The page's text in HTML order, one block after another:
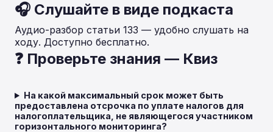
🎧 Слушайте в виде подкаста
Аудио-разбор статьи 133 — удобно слушать на
ходу. Доступно бесплатно.
❓ Проверьте знания — Квиз
На какой максимальный срок может быть
предоставлена отсрочка по уплате налогов для
налогоплательщика, не являющегося участником
горизонтального мониторинга?